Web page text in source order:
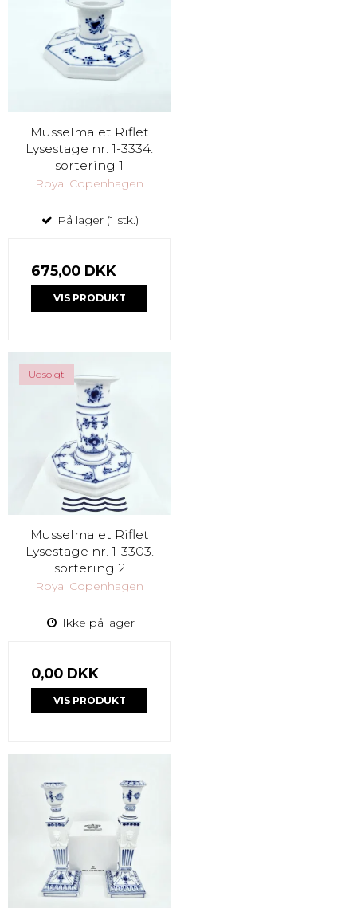
Musselmalet Riflet
Lysestage nr. 1-3334.
sortering 1
Royal Copenhagen
På lager (1 stk.)
675,00 DKK
VIS PRODUKT
Udsolgt
Musselmalet Riflet
Lysestage nr. 1-3303.
sortering 2
Royal Copenhagen
Ikke på lager
0,00 DKK
VIS PRODUKT